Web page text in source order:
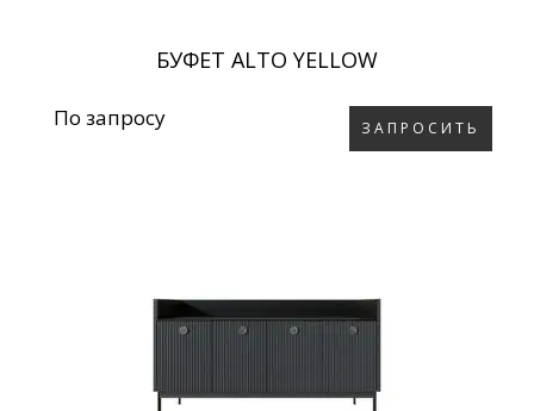
БУФЕТ ALTO YELLOW
По запросу ЗАПРОСИТЬ